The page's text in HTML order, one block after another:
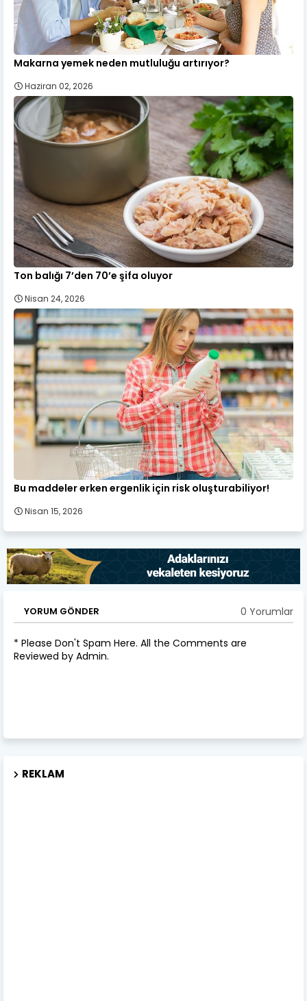
Makarna yemek neden mutluluğu artırıyor?
Haziran 02, 2026
Ton balığı 7’den 70’e şifa oluyor
Nisan 24, 2026
Bu maddeler erken ergenlik için risk oluşturabiliyor!
Nisan 15, 2026
YORUM GÖNDER 0 Yorumlar
* Please Don't Spam Here. All the Comments are
Reviewed by Admin.
REKLAM